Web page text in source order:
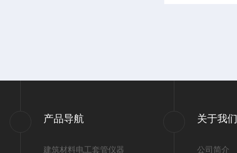
产品导航
建筑材料电工套管仪器
关于我们
公司简介